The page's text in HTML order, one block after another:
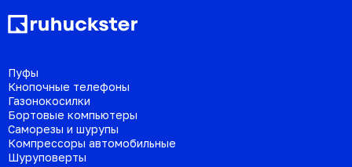
Пуфы
Кнопочные телефоны
Газонокосилки
Бортовые компьютеры
Саморезы и шурупы
Компрессоры автомобильные
Шуруповерты